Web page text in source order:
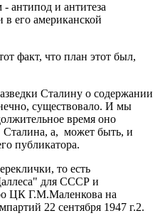
и антитеза
в его американской
что план этот был,
Сталину о содержании
существовало. И мы
время оно
а, может быть, и
публикатора.
то есть
для СССР и
ЦК Г.М.Маленкова на
22 сентября 1947 г.2.